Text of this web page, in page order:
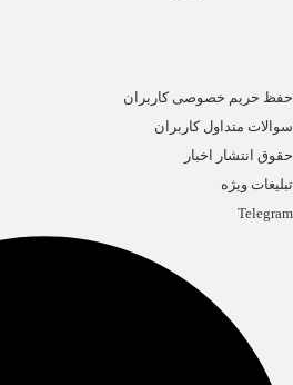
حفظ حریم خصوصی کاربران
سوالات متداول کاربران
حقوق انتشار اخبار
تبلیغات ویژه
Telegram